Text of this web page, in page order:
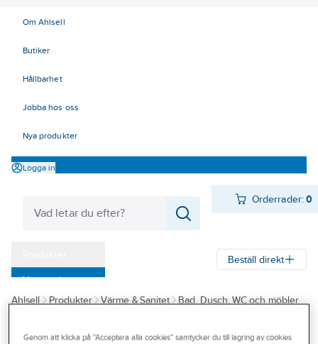
Om Ahlsell
Butiker
Hållbarhet
Jobba hos oss
Nya produkter
Logga in
Orderrader:0
Varumärken
Kampanjer
Beställ direkt
Ahlsell Produkter Värme & Sanitet
Bad, Dusch, WC och möbler
Övriga duschanordningar
Genom att klicka på "Acceptera alla cookies" samtycker du till lagring av cookies